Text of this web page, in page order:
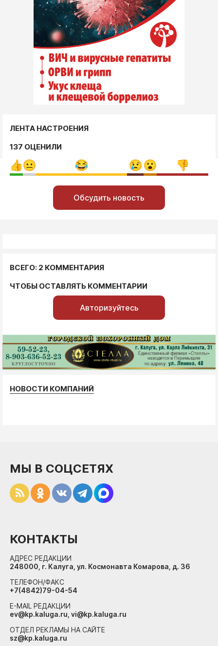
ЛЕНТА НАСТРОЕНИЯ
137 ОЦЕНИЛИ
Обсудить новость
ВСЕГО: 2 КОММЕНТАРИЯ
ЧТОБЫ ОСТАВЛЯТЬ КОММЕНТАРИИ
Авторизуйтесь
НОВОСТИ КОМПАНИЙ
МЫ В СОЦСЕТЯХ
КОНТАКТЫ
АДРЕС РЕДАКЦИИ
248000, г. Калуга, ул. Космонавта Комарова, д. 36
ТЕЛЕФОН/ФАКС
+7(4842)79-04-54
E-MAIL РЕДАКЦИИ
ev@kp.kaluga.ru, vi@kp.kaluga.ru
ОТДЕЛ РЕКЛАМЫ НА САЙТЕ
sz@kp.kaluga.ru